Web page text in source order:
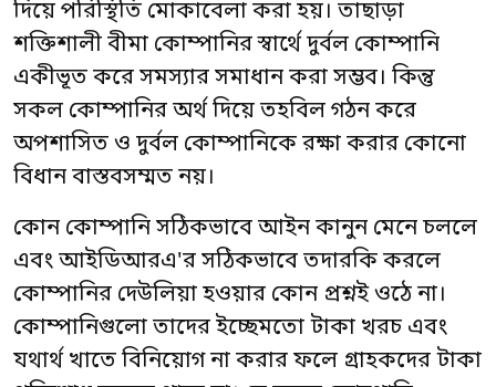
দিয়ে পরিস্থিতি মোকাবেলা করা হয়। তাছাড়া
শক্তিশালী বীমা কোম্পানির স্বার্থে দুর্বল কোম্পানি
একীভূত করে সমস্যার সমাধান করা সম্ভব। কিন্তু
সকল কোম্পানির অর্থ দিয়ে তহবিল গঠন করে
অপশাসিত ও দুর্বল কোম্পানিকে রক্ষা করার কোনো
বিধান বাস্তবসম্মত নয়।
কোন কোম্পানি সঠিকভাবে আইন কানুন মেনে চললে
এবং আইডিআরএ'র সঠিকভাবে তদারকি করলে
কোম্পানির দেউলিয়া হওয়ার কোন প্রশ্নই ওঠে না।
কোম্পানিগুলো তাদের ইচ্ছেমতো টাকা খরচ এবং
যথার্থ খাতে বিনিয়োগ না করার ফলে গ্রাহকদের টাকা